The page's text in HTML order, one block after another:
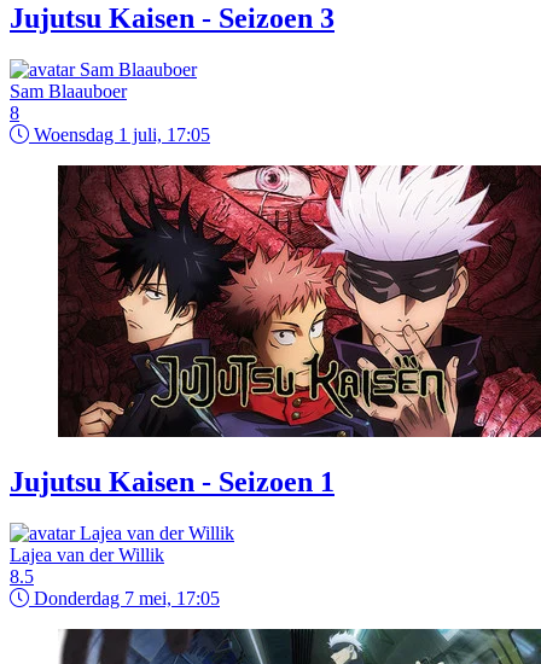
Jujutsu Kaisen - Seizoen 3
Sam Blaauboer
8
Woensdag 1 juli, 17:05
Jujutsu Kaisen - Seizoen 1
Lajea van der Willik
8.5
Donderdag 7 mei, 17:05